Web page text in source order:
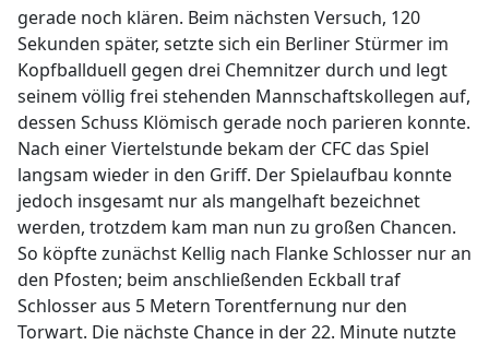
gerade noch klären. Beim nächsten Versuch, 120
Sekunden später, setzte sich ein Berliner Stürmer im
Kopfballduell gegen drei Chemnitzer durch und legt
seinem völlig frei stehenden Mannschaftskollegen auf,
dessen Schuss Klömisch gerade noch parieren konnte.
Nach einer Viertelstunde bekam der CFC das Spiel
langsam wieder in den Griff. Der Spielaufbau konnte
jedoch insgesamt nur als mangelhaft bezeichnet
werden, trotzdem kam man nun zu großen Chancen.
So köpfte zunächst Kellig nach Flanke Schlosser nur an
den Pfosten; beim anschließenden Eckball traf
Schlosser aus 5 Metern Torentfernung nur den
Torwart. Die nächste Chance in der 22. Minute nutzte